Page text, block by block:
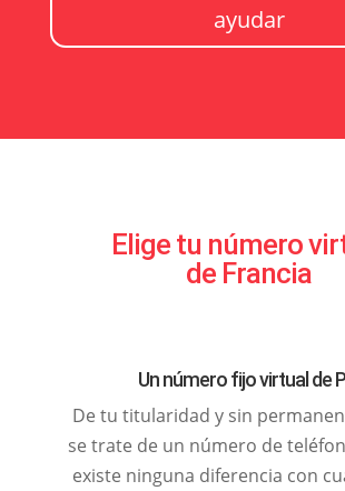
ayudar
Elige tu número
de Francia
Un número fijo virtual de
De tu titularidad y sin
se trate de un número de
existe ninguna diferencia con